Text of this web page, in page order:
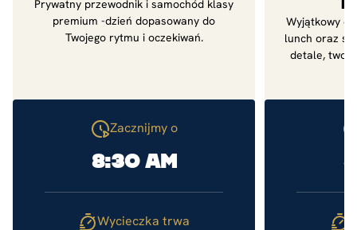
Prywatny przewodnik i samochód klasy
premium -dzień dopasowany do
Twojego rytmu i oczekiwań.
Zacznijmy o
8:30 am
Wycieczka trwa
Wyjątkowy
lunch oraz
detale,